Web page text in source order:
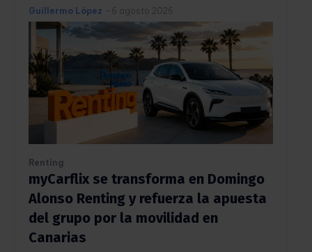
Guillermo López - 6 agosto 2026
Renting
myCarflix se transforma en Domingo
Alonso Renting y refuerza la apuesta
del grupo por la movilidad en
Canarias